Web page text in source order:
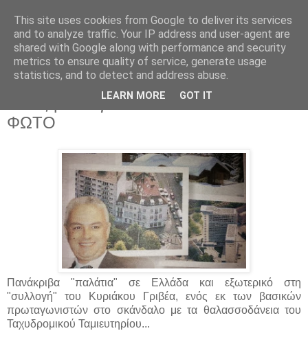
Parakato.gr
Τα "παλάτια" του Κ. Γριβέα που
καταζητείται για το σκάνδαλο του Τ.Τ -
ΦΩΤΟ
Πανάκριβα "παλάτια" σε Ελλάδα και εξωτερικό στη
"συλλογή" του Κυριάκου Γριβέα, ενός εκ των βασικών
πρωταγωνιστών στο σκάνδαλο με τα θαλασσοδάνεια του
Ταχυδρομικού Ταμιευτηρίου...
This site uses cookies from Google to deliver its services
and to analyze traffic. Your IP address and user-agent are
shared with Google along with performance and security
metrics to ensure quality of service, generate usage
statistics, and to detect and address abuse.
LEARN MORE GOT IT